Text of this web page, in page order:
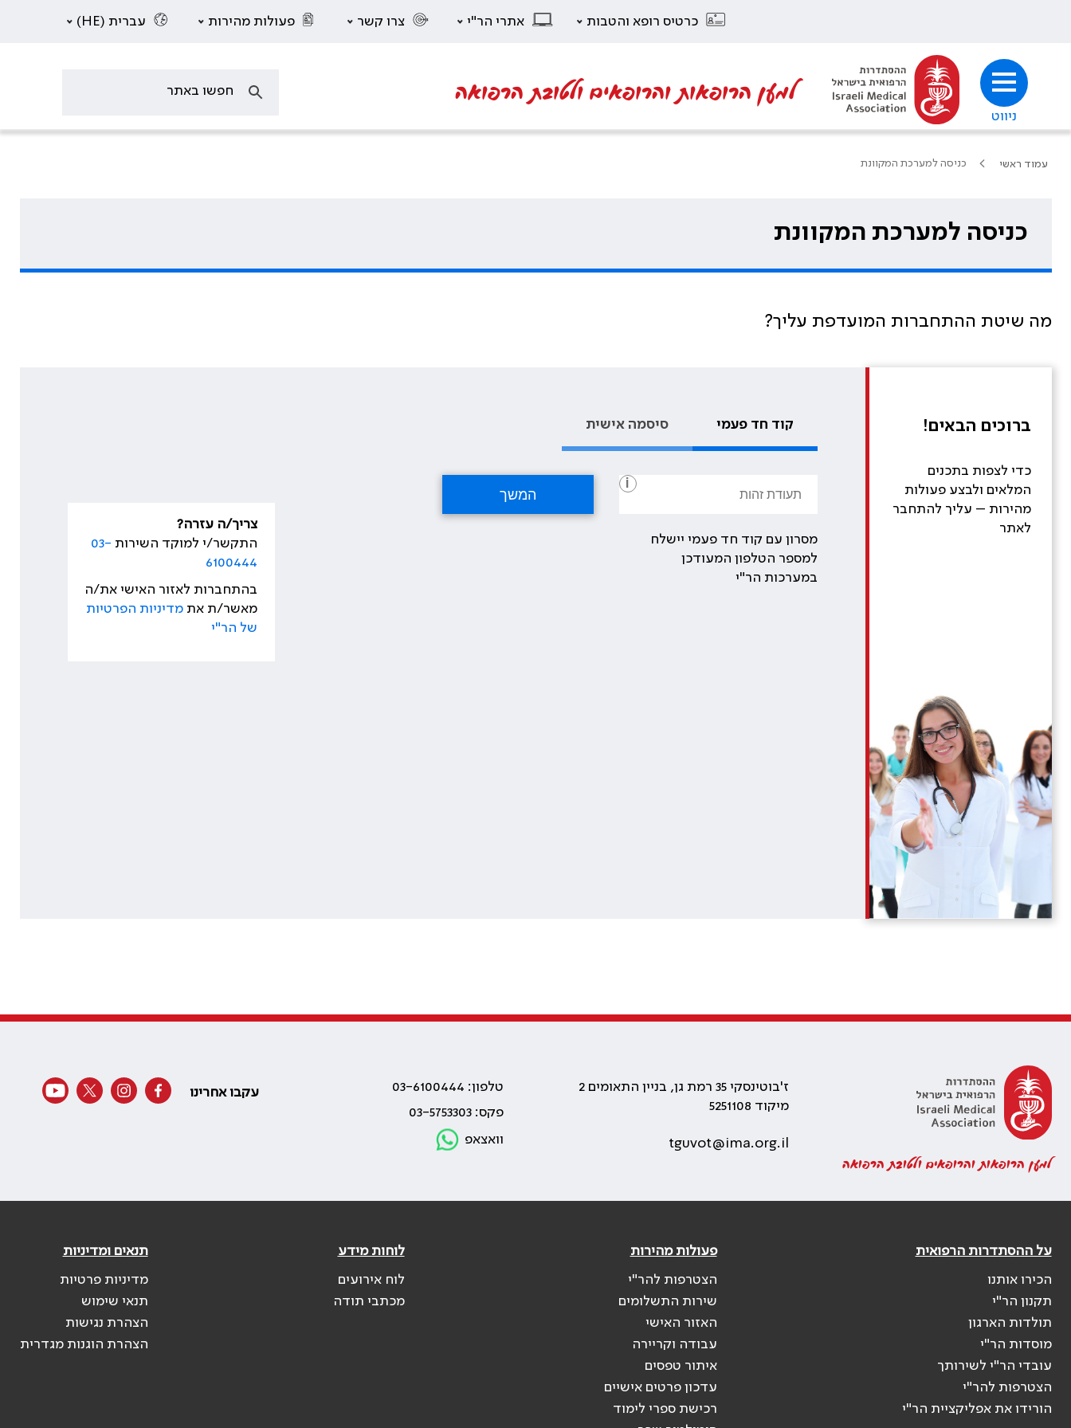
כרטיס רופא והטבות אתרי הר"י צרו קשר פעולות מהירות עברית (HE)
ניווט
למען הרופאות והרופאים ולטובת הרפואה
עמוד ראשי כניסה למערכת המקוונת
כניסה למערכת המקוונת
מה שיטת ההתחברות המועדפת עליך?
ברוכים הבאים!
כדי לצפות בתכנים
המלאים ולבצע פעולות
מהירות – עליך להתחבר
לאתר
קוד חד פעמי סיסמה אישית
i
מסרון עם קוד חד פעמי יישלח
למספר הטלפון המעודכן
במערכות הר"י
צריך/ה עזרה?
התקשר/י למוקד השירות 03-
6100444
בהתחברות לאזור האישי את/ה
מאשר/ת אתמדיניות הפרטיות
של הר"י
למען הרופאות והרופאים ולטובת הרפואה
ז'בוטינסקי 35 רמת גן, בניין התאומים 2
מיקוד 5251108
tguvot@ima.org.il
טלפון: 03-6100444
פקס: 03-5753303
וואצאפ
עקבו אחרינו
על ההסתדרות הרפואית
הכירו אותנו
תקנון הר"י
תולדות הארגון
מוסדות הר"י
עובדי הר"י לשירותך
הצטרפות להר"י
הורידו את אפליקציית הר"י
פעולות מהירות
הצטרפות להר"י
שירות התשלומים
האזור האישי
עבודה וקריירה
איתור טפסים
עדכון פרטים אישיים
רכישת ספרי לימוד
לוחות מידע
לוח אירועים
מכתבי תודה
תנאים ומדיניות
מדיניות פרטיות
תנאי שימוש
הצהרת נגישות
הצהרת הוגנות מגדרית